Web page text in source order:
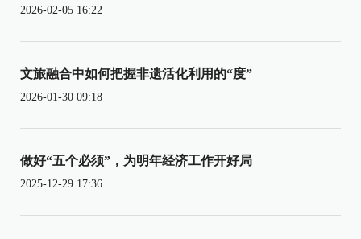
2026-02-05 16:22
文旅融合中如何把握非遗活化利用的“度”
2026-01-30 09:18
做好“五个必须”，为明年经济工作开好局
2025-12-29 17:36